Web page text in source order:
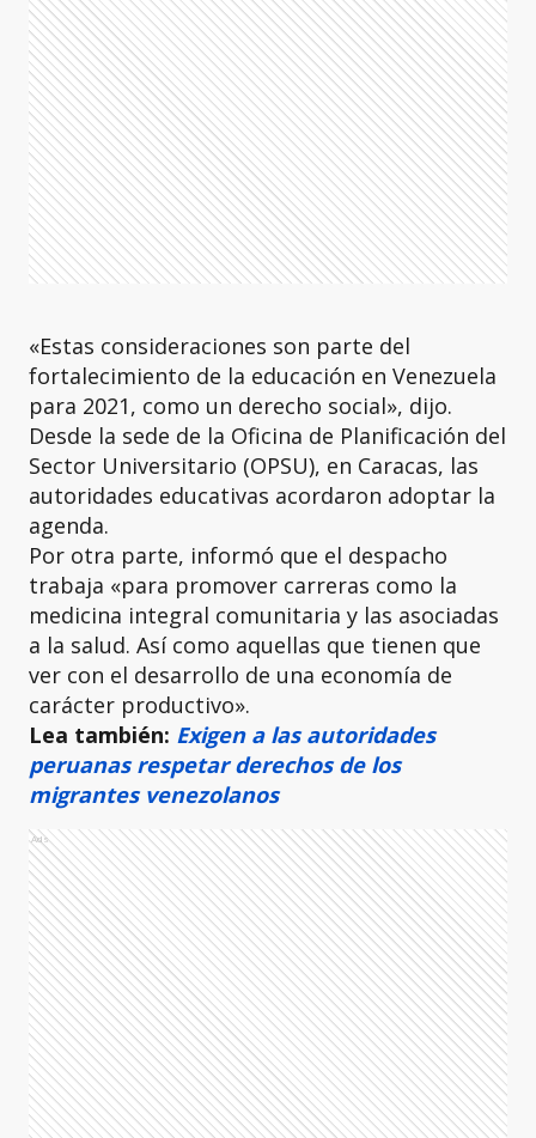
«Estas consideraciones son parte del
fortalecimiento de la educación en Venezuela
para 2021, como un derecho social», dijo.
Desde la sede de la Oficina de Planificación del
Sector Universitario (OPSU), en Caracas, las
autoridades educativas acordaron adoptar la
agenda.
Por otra parte, informó que el despacho
trabaja «para promover carreras como la
medicina integral comunitaria y las asociadas
a la salud. Así como aquellas que tienen que
ver con el desarrollo de una economía de
carácter productivo».
Lea también: Exigen a las autoridades
peruanas respetar derechos de los
migrantes venezolanos
Ads